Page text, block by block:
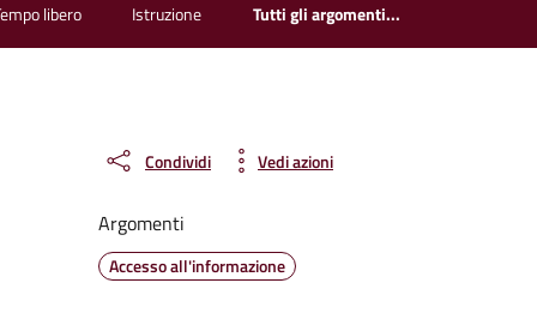
libero Istruzione Tutti gli argomenti...
Condividi Vedi azioni
Argomenti
Accesso all'informazione